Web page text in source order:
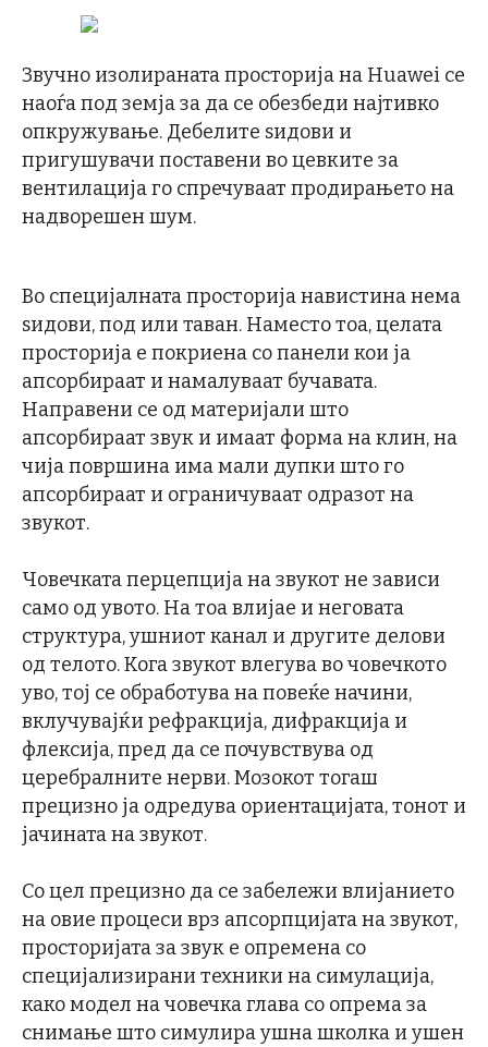
Звучно изолираната просторија на Huawei се
наоѓа под земја за да се обезбеди најтивко
опкружување. Дебелите sидови и
пригушувачи поставени во цевките за
вентилација го спречуваат продирањето на
надворешен шум.
Во специјалната просторија навистина нема
sидови, под или таван. Наместо тоа, целата
просторија е покриена со панели кои ја
апсорбираат и намалуваат бучавата.
Направени се од материјали што
апсорбираат звук и имаат форма на клин, на
чија површина има мали дупки што го
апсорбираат и ограничуваат одразот на
звукот.
Човечката перцепција на звукот не зависи
само од увото. На тоа влијае и неговата
структура, ушниот канал и другите делови
од телото. Кога звукот влегува во човечкото
уво, тој се обработува на повеќе начини,
вклучувајќи рефракција, дифракција и
флексија, пред да се почувствува од
церебралните нерви. Мозокот тогаш
прецизно ја одредува ориентацијата, тонот и
јачината на звукот.
Со цел прецизно да се забележи влијанието
на овие процеси врз апсорпцијата на звукот,
просторијата за звук е опремена со
специјализирани техники на симулација,
како модел на човечка глава со опрема за
снимање што симулира ушна школка и ушен